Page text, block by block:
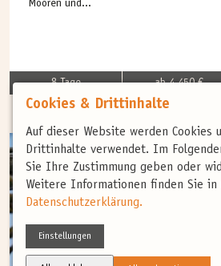
Cookies & Drittinhalte
Auf dieser Website werden Cookies
Drittinhalte verwendet. Im
Sie Ihre Zustimmung geben oder
Weitere Informationen finden Sie in
Datenschutzerklärung.
Einstellungen
Mooren und...
8 Tage ab 4.450 €